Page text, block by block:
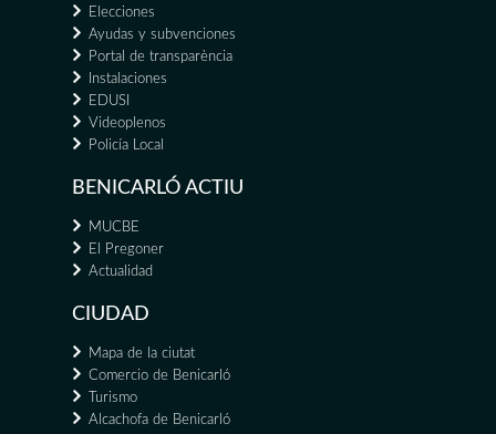
Elecciones
Ayudas y subvenciones
Portal de transparència
Instalaciones
EDUSI
Videoplenos
Policía Local
BENICARLÓ ACTIU
MUCBE
El Pregoner
Actualidad
CIUDAD
Mapa de la ciutat
Comercio de Benicarló
Turismo
Alcachofa de Benicarló